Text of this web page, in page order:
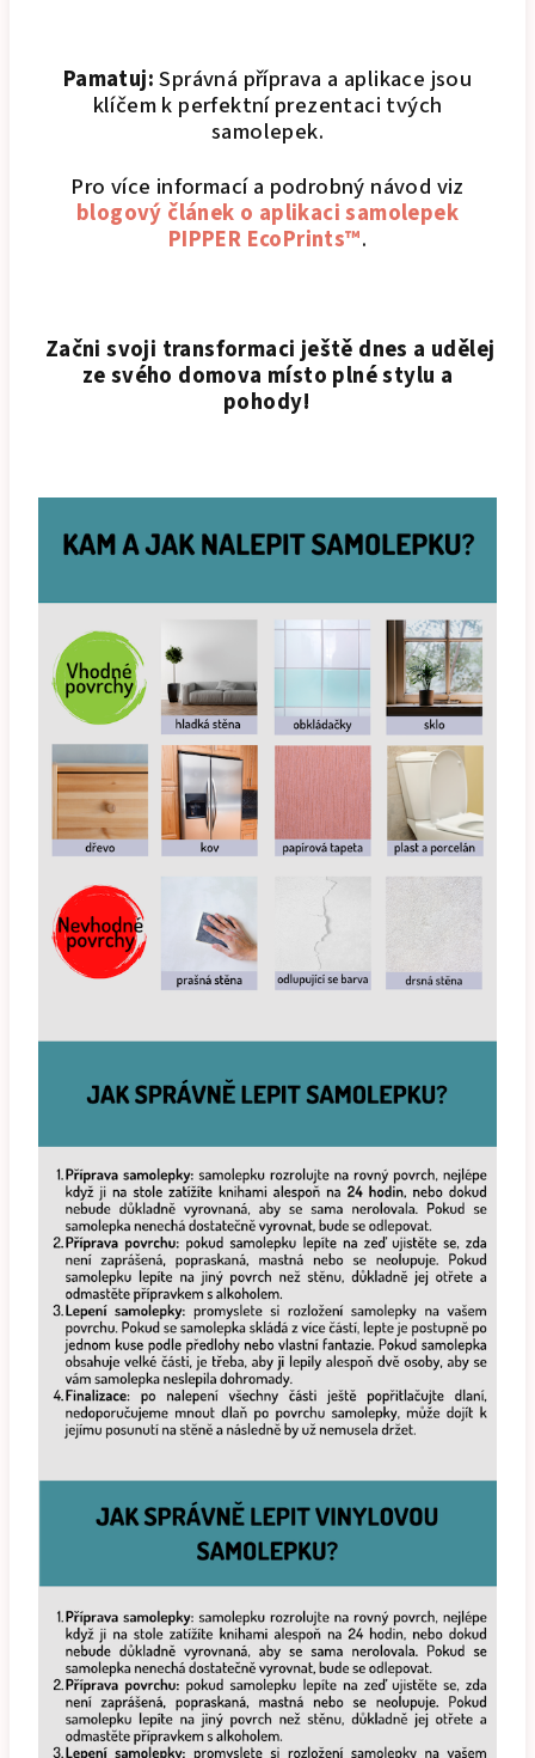
Pamatuj:Správná příprava a aplikace jsou
klíčem k perfektní prezentaci tvých
samolepek.
Pro více informací a podrobný návod viz
blogový článek o aplikaci samolepek
PIPPER EcoPrints™.
Začni svoji transformaci ještě dnes a udělej
ze svého domova místo plné stylu a
pohody!